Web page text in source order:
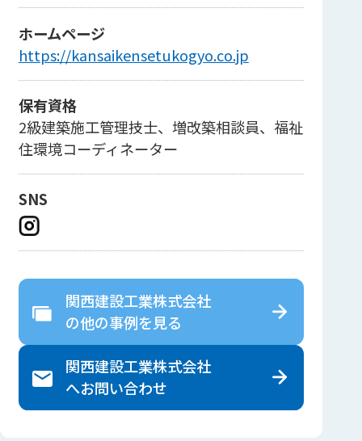
ホームページ
https://kansaikensetukogyo.co.jp
保有資格
2級建築施工管理技士、増改築相談員、福祉
住環境コーディネーター
SNS
関西建設工業株式会社
の他の事例を見る
関西建設工業株式会社
へお問い合わせ